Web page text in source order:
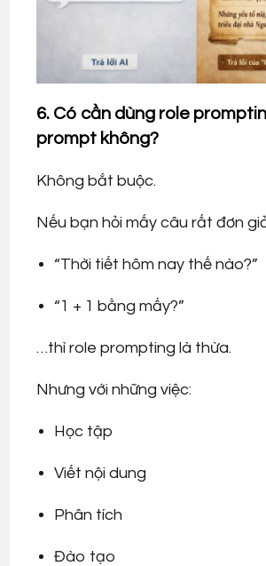
6. Có cần dùng role
prompt không?
Không bắt buộc.
Nếu bạn hỏi mấy câu rất đơn
“Thời tiết hôm nay thế nào?”
“1 + 1 bằng mấy?”
…thì role prompting là thừa.
Nhưng với những việc:
Học tập
Viết nội dung
Phân tích
Đào tạo